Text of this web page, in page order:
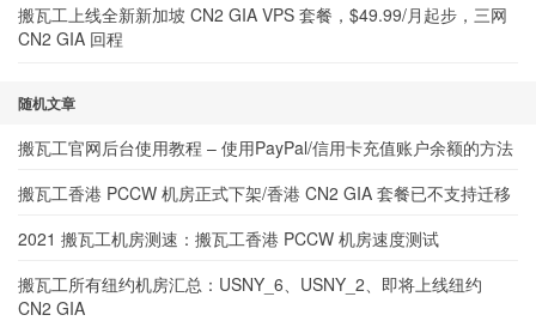
搬瓦工上线全新新加坡 CN2 GIA VPS 套餐，$49.99/月起步，三网
CN2 GIA 回程
随机文章
搬瓦工官网后台使用教程 – 使用PayPal/信用卡充值账户余额的方法
搬瓦工香港 PCCW 机房正式下架/香港 CN2 GIA 套餐已不支持迁移
2021 搬瓦工机房测速：搬瓦工香港 PCCW 机房速度测试
搬瓦工所有纽约机房汇总：USNY_6、USNY_2、即将上线纽约
CN2 GIA